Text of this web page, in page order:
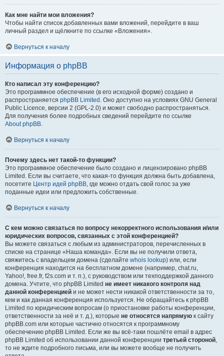
Как мне найти мои вложения?
Чтобы найти список добавленных вами вложений, перейдите в ваш
личный раздел и щёлкните по ссылке «Вложения».
Вернуться к началу
Информация о phpBB
Кто написал эту конференцию?
Это программное обеспечение (в его исходной форме) создано и
распространяется phpBB Limited . Оно доступно на условиях GNU General
Public Licence, версии 2 (GPL-2.0) и может свободно распространяться.
Для получения более подробных сведений перейдите по ссылке
About phpBB.
Вернуться к началу
Почему здесь нет такой-то функции?
Это программное обеспечение было создано и лицензировано phpBB
Limited. Если вы считаете, что какая-то функция должна быть добавлена,
посетите Центр идей phpBB, где можно отдать свой голос за уже
поданные идеи или предложить собственные.
Вернуться к началу
С кем можно связаться по вопросу некорректного использования и/или
юридических вопросов, связанных с этой конференцией?
Вы можете связаться с любым из администраторов, перечисленных в
списке на странице «Наша команда». Если вы не получили ответа,
свяжитесь с владельцем домена (сделайте whois lookup) или, если
конференция находится на бесплатном домене (например, chat.ru,
Yahoo!, free.fr, f2s.com и т. п.), с руководством или техподдержкой данного
домена. Учтите, что phpBB Limited не имеет никакого контроля над
данной конференцией и не может нести никакой ответственности за то,
кем и как данная конференция используется. Не обращайтесь к phpBB
Limited по юридическим вопросам (о приостановке работы конференции,
ответственности за неё и т. д.), которые не относятся напрямую к сайту
phpBB.com или которые частично относятся к программному
обеспечению phpBB Limited. Если же вы всё-таки пошлёте email в адрес
phpBB Limited об использовании данной конференции третьей стороной,
то не ждите подробного письма, или вы можете вообще не получить